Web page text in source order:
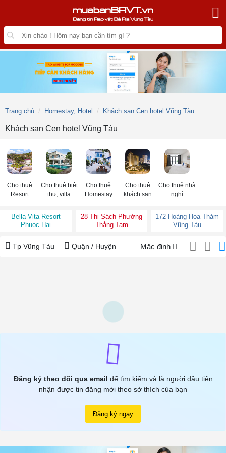
Trang chủ Homestay, Hotel Khách sạn Cen hotel Vũng Tàu
Khách sạn Cen hotel Vũng Tàu
Cho thuê
Resort
Cho thuê biệt
thự, villa
Cho thuê
Homestay
Cho thuê
khách sạn
Cho thuê nhà
nghỉ
Bella Vita Resort
Phuoc Hai
28 Thi Sách Phường
Thắng Tam
172 Hoàng Hoa Thám
Vũng Tàu
Tp Vũng Tàu Quận / Huyện Mặc định
Đăng ký theo dõi qua email để tìm kiếm và là người đầu tiên
nhận được tin đăng mới theo sở thích của bạn
Đăng ký ngay